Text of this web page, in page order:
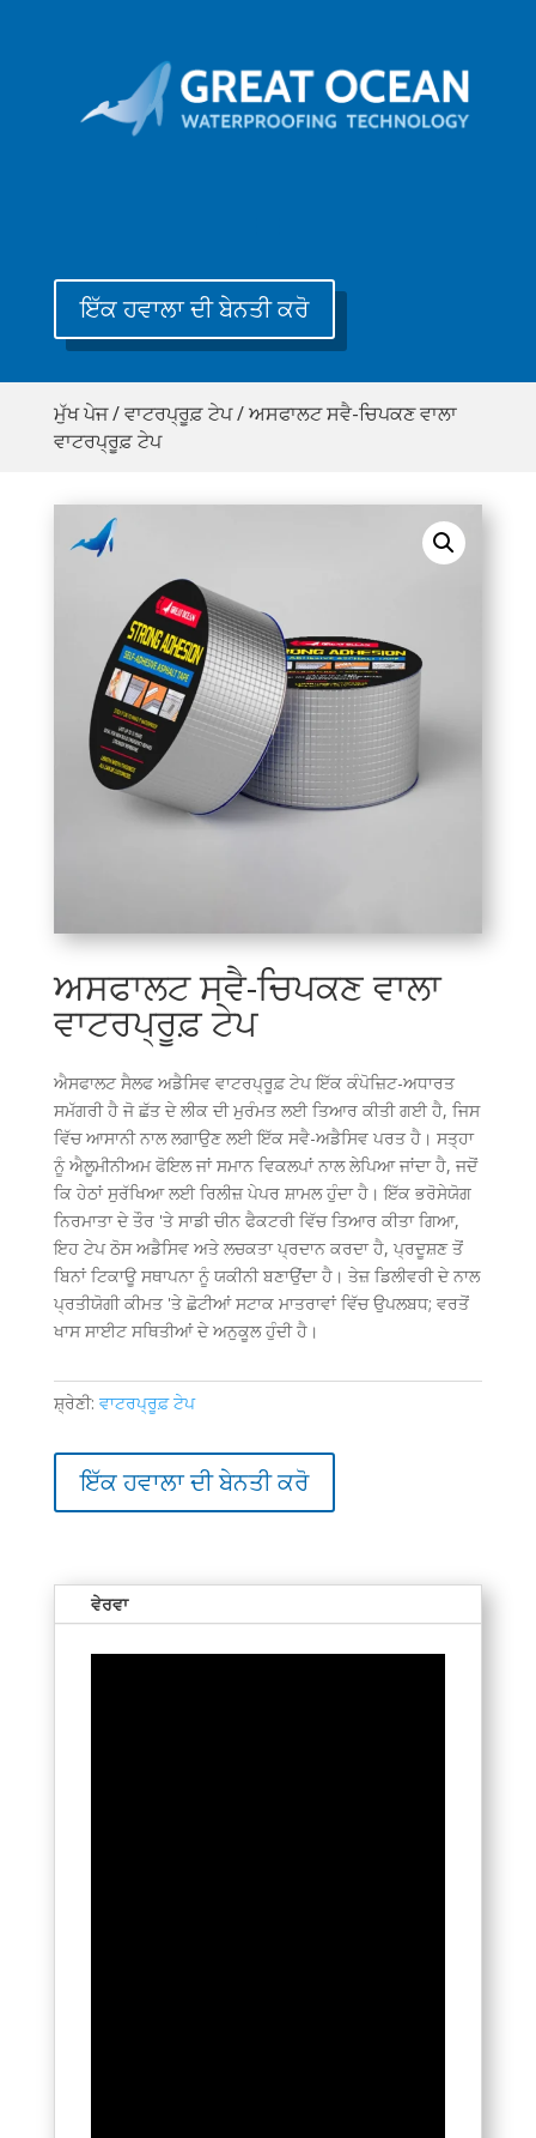
ਇੱਕ ਹਵਾਲਾ ਦੀ ਬੇਨਤੀ ਕਰੋ
ਮੁੱਖ ਪੇਜ/ਵਾਟਰਪ੍ਰੂਫ਼ ਟੇਪ/ ਅਸਫਾਲਟ ਸਵੈ-ਚਿਪਕਣ ਵਾਲਾ
ਵਾਟਰਪ੍ਰੂਫ਼ ਟੇਪ
ਅਸਫਾਲਟ ਸਵੈ-ਚਿਪਕਣ ਵਾਲਾ
ਵਾਟਰਪ੍ਰੂਫ਼ ਟੇਪ
ਐਸਫਾਲਟ ਸੈਲਫ ਅਡੈਸਿਵ ਵਾਟਰਪ੍ਰੂਫ਼ ਟੇਪ ਇੱਕ ਕੰਪੋਜ਼ਿਟ-ਅਧਾਰਤ
ਸਮੱਗਰੀ ਹੈ ਜੋ ਛੱਤ ਦੇ ਲੀਕ ਦੀ ਮੁਰੰਮਤ ਲਈ ਤਿਆਰ ਕੀਤੀ ਗਈ ਹੈ, ਜਿਸ
ਵਿੱਚ ਆਸਾਨੀ ਨਾਲ ਲਗਾਉਣ ਲਈ ਇੱਕ ਸਵੈ-ਅਡੈਸਿਵ ਪਰਤ ਹੈ। ਸਤ੍ਹਾ
ਨੂੰ ਐਲੂਮੀਨੀਅਮ ਫੋਇਲ ਜਾਂ ਸਮਾਨ ਵਿਕਲਪਾਂ ਨਾਲ ਲੇਪਿਆ ਜਾਂਦਾ ਹੈ, ਜਦੋਂ
ਕਿ ਹੇਠਾਂ ਸੁਰੱਖਿਆ ਲਈ ਰਿਲੀਜ਼ ਪੇਪਰ ਸ਼ਾਮਲ ਹੁੰਦਾ ਹੈ। ਇੱਕ ਭਰੋਸੇਯੋਗ
ਨਿਰਮਾਤਾ ਦੇ ਤੌਰ 'ਤੇ ਸਾਡੀ ਚੀਨ ਫੈਕਟਰੀ ਵਿੱਚ ਤਿਆਰ ਕੀਤਾ ਗਿਆ,
ਇਹ ਟੇਪ ਠੋਸ ਅਡੈਸਿਵ ਅਤੇ ਲਚਕਤਾ ਪ੍ਰਦਾਨ ਕਰਦਾ ਹੈ, ਪ੍ਰਦੂਸ਼ਣ ਤੋਂ
ਬਿਨਾਂ ਟਿਕਾਊ ਸਥਾਪਨਾ ਨੂੰ ਯਕੀਨੀ ਬਣਾਉਂਦਾ ਹੈ। ਤੇਜ਼ ਡਿਲੀਵਰੀ ਦੇ ਨਾਲ
ਪ੍ਰਤੀਯੋਗੀ ਕੀਮਤ 'ਤੇ ਛੋਟੀਆਂ ਸਟਾਕ ਮਾਤਰਾਵਾਂ ਵਿੱਚ ਉਪਲਬਧ; ਵਰਤੋਂ
ਖਾਸ ਸਾਈਟ ਸਥਿਤੀਆਂ ਦੇ ਅਨੁਕੂਲ ਹੁੰਦੀ ਹੈ।
ਸ਼੍ਰੇਣੀ: ਵਾਟਰਪ੍ਰੂਫ਼ ਟੇਪ
ਇੱਕ ਹਵਾਲਾ ਦੀ ਬੇਨਤੀ ਕਰੋ
ਵੇਰਵਾ